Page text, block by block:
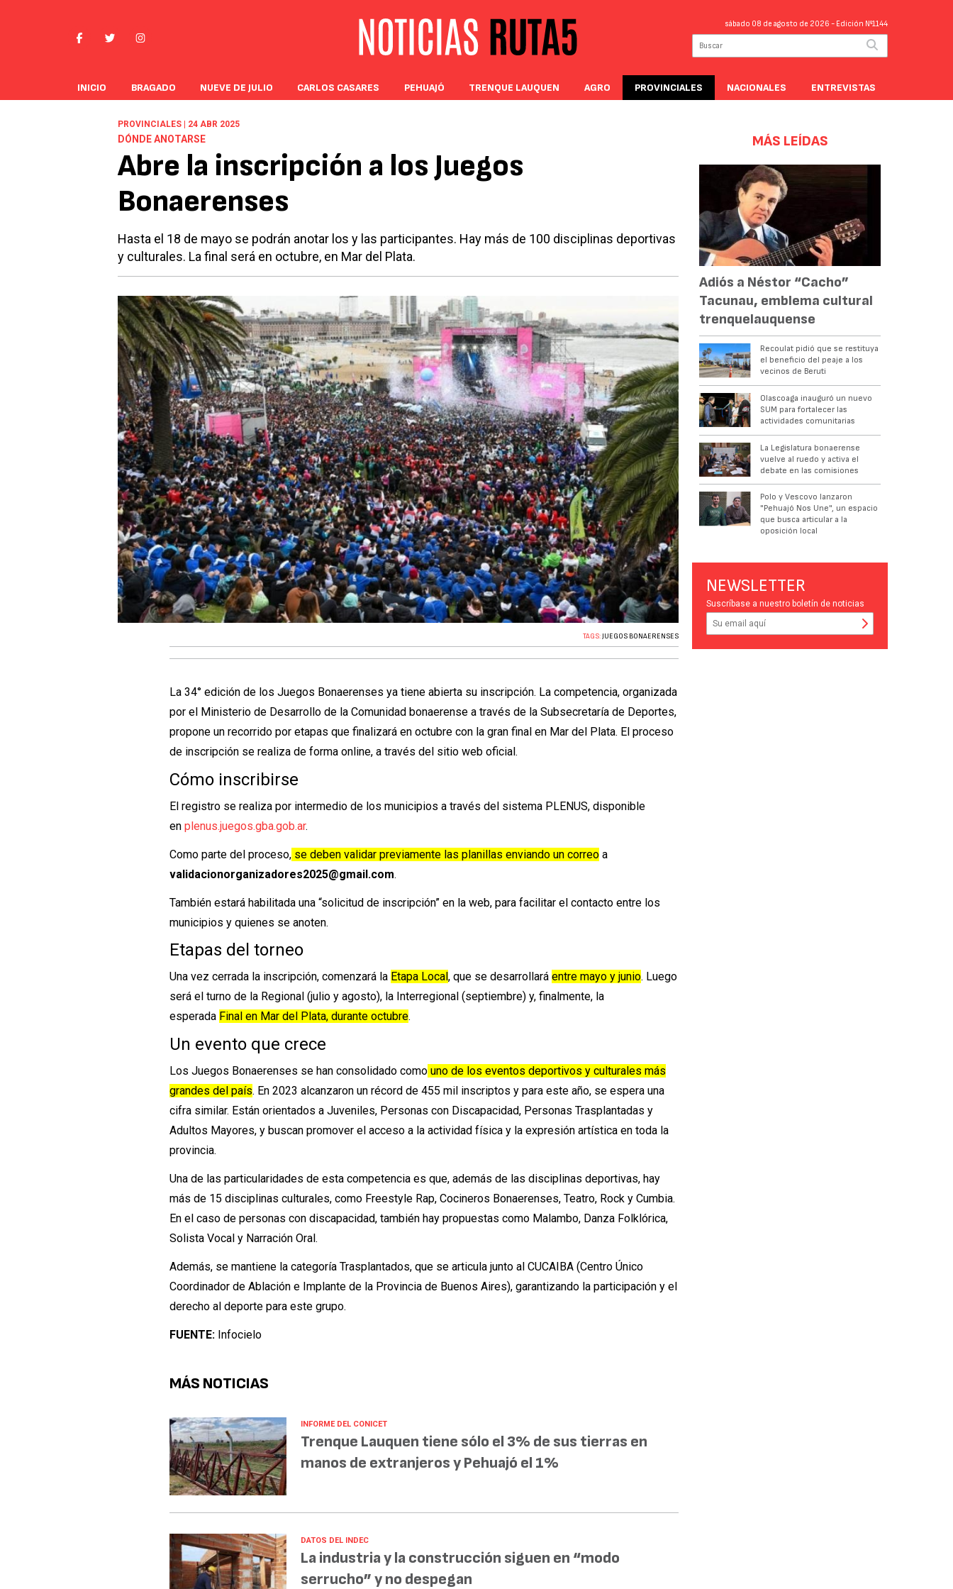
sábado 08 de agosto de 2026 - Edición Nº1144
INICIO BRAGADO NUEVE DE JULIO CARLOS CASARES PEHUAJÓ TRENQUE LAUQUEN AGRO PROVINCIALES NACIONALES ENTREVISTAS
PROVINCIALES | 24 ABR 2025
DÓNDE ANOTARSE
Abre la inscripción a los Juegos
Bonaerenses
Hasta el 18 de mayo se podrán anotar los y las participantes. Hay más de 100 disciplinas deportivas
y culturales. La final será en octubre, en Mar del Plata.
TAGS:JUEGOS BONAERENSES
La 34° edición de los Juegos Bonaerenses ya tiene abierta su inscripción. La competencia, organizada
por el Ministerio de Desarrollo de la Comunidad bonaerense a través de la Subsecretaría de Deportes,
propone un recorrido por etapas que finalizará en octubre con la gran final en Mar del Plata. El proceso
de inscripción se realiza de forma online, a través del sitio web oficial.
Cómo inscribirse
El registro se realiza por intermedio de los municipios a través del sistema PLENUS, disponible
enplenus.juegos.gba.gob.ar.
Como parte del proceso, se deben validar previamente las planillas enviando un correo a
validacionorganizadores2025@gmail.com.
También estará habilitada una “solicitud de inscripción” en la web, para facilitar el contacto entre los
municipios y quienes se anoten.
Etapas del torneo
Una vez cerrada la inscripción, comenzará la Etapa Local, que se desarrollaráentre mayo y junio. Luego
será el turno de la Regional (julio y agosto), la Interregional (septiembre) y, finalmente, la
esperada Final en Mar del Plata, durante octubre.
Un evento que crece
Los Juegos Bonaerenses se han consolidado como uno de los eventos deportivos y culturales más
grandes del país. En 2023 alcanzaron un récord de 455 mil inscriptos y para este año, se espera una
cifra similar. Están orientados a Juveniles, Personas con Discapacidad, Personas Trasplantadas y
Adultos Mayores, y buscan promover el acceso a la actividad física y la expresión artística en toda la
provincia.
Una de las particularidades de esta competencia es que, además de las disciplinas deportivas, hay
más de 15 disciplinas culturales, como Freestyle Rap, Cocineros Bonaerenses, Teatro, Rock y Cumbia.
En el caso de personas con discapacidad, también hay propuestas como Malambo, Danza Folklórica,
Solista Vocal y Narración Oral.
Además, se mantiene la categoría Trasplantados, que se articula junto al CUCAIBA (Centro Único
Coordinador de Ablación e Implante de la Provincia de Buenos Aires), garantizando la participación y el
derecho al deporte para este grupo.
FUENTE: Infocielo
MÁS NOTICIAS
INFORME DEL CONICET
Trenque Lauquen tiene sólo el 3% de sus tierras en
manos de extranjeros y Pehuajó el 1%
DATOS DEL INDEC
La industria y la construcción siguen en “modo
serrucho” y no despegan
MÁS LEÍDAS
Adiós a Néstor “Cacho”
Tacunau, emblema cultural
trenquelauquense
Recoulat pidió que se restituya
el beneficio del peaje a los
vecinos de Beruti
Olascoaga inauguró un nuevo
SUM para fortalecer las
actividades comunitarias
La Legislatura bonaerense
vuelve al ruedo y activa el
debate en las comisiones
Polo y Vescovo lanzaron
"Pehuajó Nos Une", un espacio
que busca articular a la
oposición local
NEWSLETTER
Suscríbase a nuestro boletín de noticias